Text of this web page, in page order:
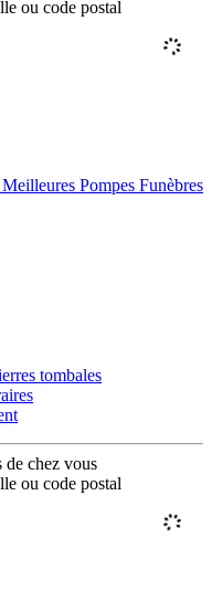
ou code postal
Pompes Funèbres
tombales
de chez vous
ou code postal